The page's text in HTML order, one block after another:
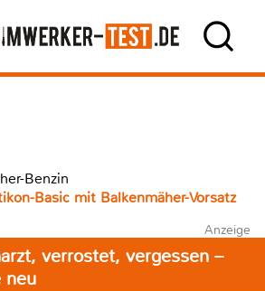
Benzin
Basic mit Balkenmäher-Vorsatz
Anzeige
verrostet, vergessen –
neu